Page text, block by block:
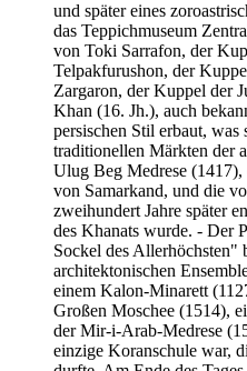
und später eines
das Teppichmuseum
von Toki Sarrafon, der
Telpakfurushon, der
Zargaron, der Kuppel der
Khan (16. Jh.), auch
persischen Stil erbaut,
traditionellen Märkten der
Ulug Beg Medrese
von Samarkand, und die
zweihundert Jahre später
des Khanats wurde. - Der
Sockel des Allerhöchsten"
architektonischen
einem Kalon-Minarett
Großen Moschee (1514),
der Mir-i-Arab-Medrese
einzige Koranschule war,